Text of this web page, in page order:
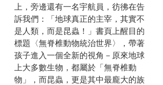
上，旁邊還有一名宇航員，彷彿在告
訴我們：「地球真正的主宰，其實不
是人類，而是昆蟲！」書頁上醒目的
標題〈無脊椎動物統治世界〉，帶著
孩子進入一個全新的視角－原來地球
上大多數生物，都屬於「無脊椎動
物」，而昆蟲，更是其中最龐大的族